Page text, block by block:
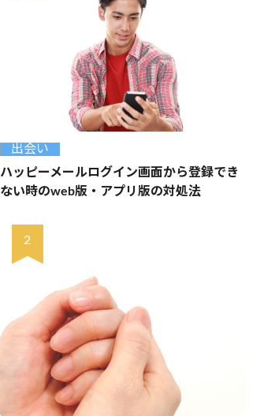
出会い
ハッピーメールログイン画面から登録でき
ない時のweb版・アプリ版の対処法